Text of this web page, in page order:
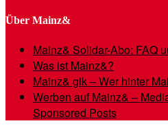
Über Mainz&
Mainz& Solidar-Abo: FAQ
Was ist Mainz&?
Mainz& gik – Wer hinter
Werben auf Mainz& –
Sponsored Posts